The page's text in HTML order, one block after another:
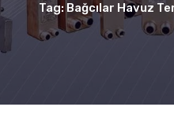
Tag: Bağcılar Havuz